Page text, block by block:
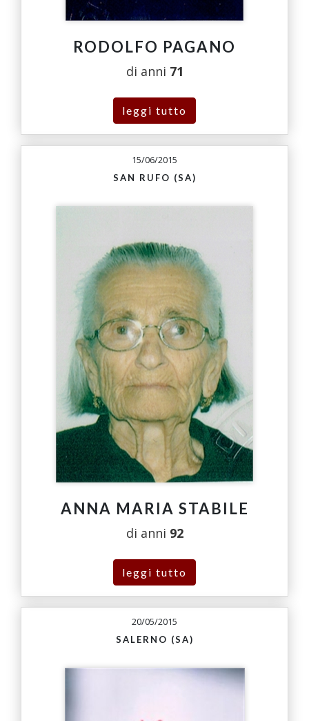
RODOLFO PAGANO
di anni 71
leggi tutto
15/06/2015
SAN RUFO (SA)
ANNA MARIA STABILE
di anni 92
leggi tutto
20/05/2015
SALERNO (SA)